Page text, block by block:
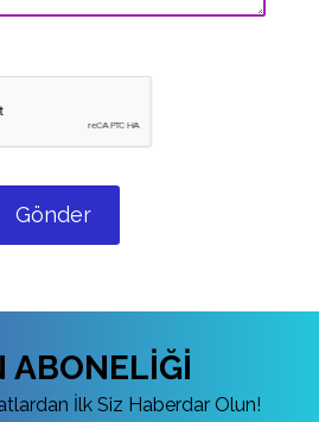
Gönder
ABONELİĞİ
İlk Siz Haberdar Olun!